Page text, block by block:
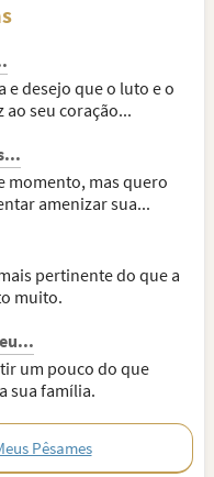
desejo que o luto e o
seu coração...
momento, mas quero
amenizar sua...
pertinente do que a
muito.
um pouco do que
sua família.
Pêsames